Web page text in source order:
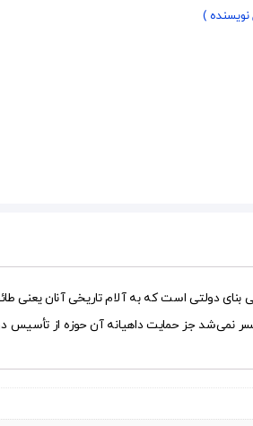
نویسنده )
دولتی است که به آلام تاریخی آنان یعنی
نمی‌شد جز حمایت داهیانه آن حوزه از تأسیس